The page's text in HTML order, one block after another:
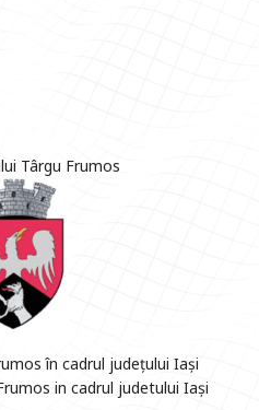
Târgu Frumos
în cadrul județului Iași